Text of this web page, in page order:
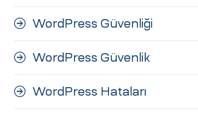
WordPress Güvenliği
WordPress Güvenlik
WordPress Hataları